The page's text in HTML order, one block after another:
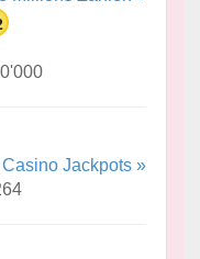
Casino Jackpots »